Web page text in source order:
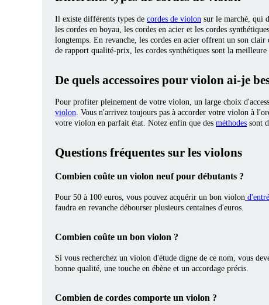
Il existe différents types de cordes de violon sur le marché, qui
les cordes en boyau, les cordes en acier et les cordes
longtemps. En revanche, les cordes en acier offrent un son
de rapport qualité-prix, les cordes synthétiques sont la
De quels accessoires pour violon ai-je
Pour profiter pleinement de votre violon, un large choix
violon. Vous n'arrivez toujours pas à accorder votre violon à
votre violon en parfait état. Notez enfin que des méthodes sont
Questions fréquentes sur les violons
Combien coûte un violon neuf pour débutants ?
Pour 50 à 100 euros, vous pouvez acquérir un bon violon
faudra en revanche débourser plusieurs centaines d'euros.
Combien coûte un bon violon ?
Si vous recherchez un violon d'étude digne de ce nom, vous
bonne qualité, une touche en ébène et un accordage précis.
Combien de cordes comporte un violon ?